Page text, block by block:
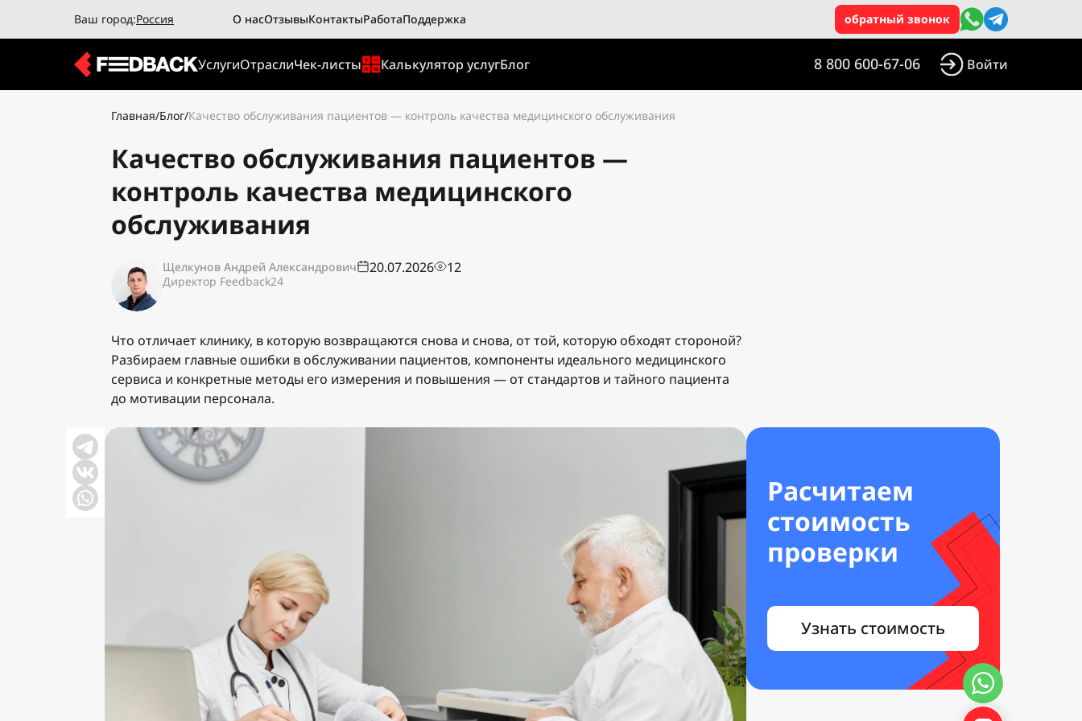
Ваш город:Россия О насОтзывыКонтактыРаботаПоддержка обратный звонок
УслугиОтраслиЧек-листы Калькулятор услугБлог 8 800 600-67-06 Войти
Главная/Блог/Качество обслуживания пациентов — контроль качества медицинского обслуживания
Качество обслуживания пациентов —
контроль качества медицинского
обслуживания
Щелкунов Андрей Александрович
Директор Feedback24
20.07.2026 12
Что отличает клинику, в которую возвращаются снова и снова, от той, которую обходят стороной?
Разбираем главные ошибки в обслуживании пациентов, компоненты идеального медицинского
сервиса и конкретные методы его измерения и повышения — от стандартов и тайного пациента
до мотивации персонала.
Расчитаем
стоимость
проверки
Узнать стоимость